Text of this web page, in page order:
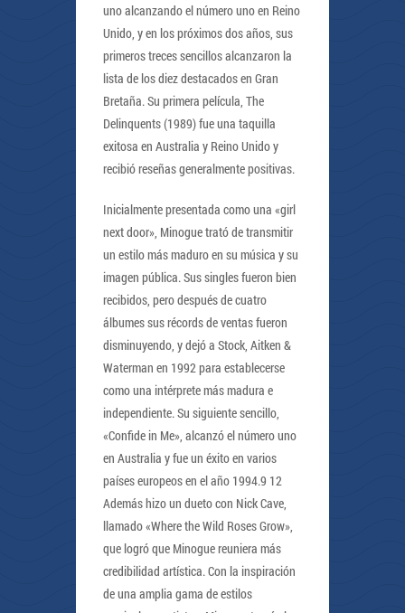
uno alcanzando el número uno en Reino
Unido, y en los próximos dos años, sus
primeros treces sencillos alcanzaron la
lista de los diez destacados en Gran
Bretaña. Su primera película, The
Delinquents (1989) fue una taquilla
exitosa en Australia y Reino Unido y
recibió reseñas generalmente positivas.
Inicialmente presentada como una «girl
next door», Minogue trató de transmitir
un estilo más maduro en su música y su
imagen pública. Sus singles fueron bien
recibidos, pero después de cuatro
álbumes sus récords de ventas fueron
disminuyendo, y dejó a Stock, Aitken &
Waterman en 1992 para establecerse
como una intérprete más madura e
independiente. Su siguiente sencillo,
«Confide in Me», alcanzó el número uno
en Australia y fue un éxito en varios
países europeos en el año 1994.9 12
Además hizo un dueto con Nick Cave,
llamado «Where the Wild Roses Grow»,
que logró que Minogue reuniera más
credibilidad artística. Con la inspiración
de una amplia gama de estilos